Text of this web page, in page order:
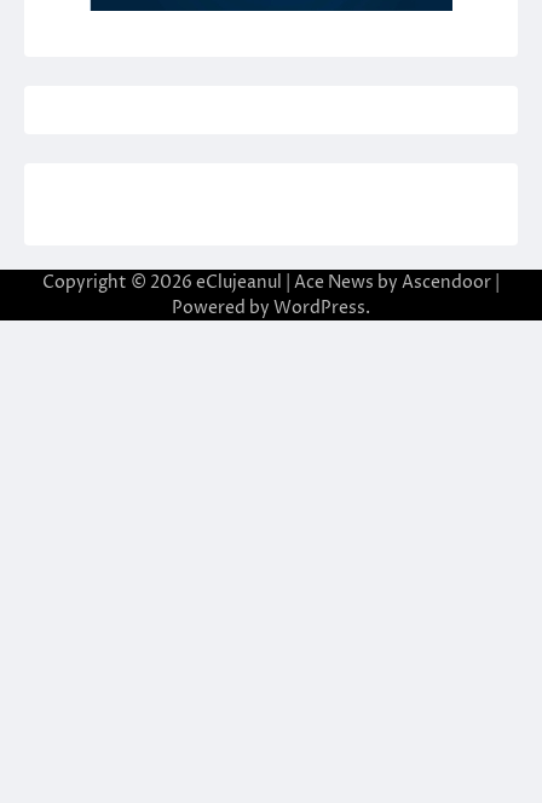
Copyright © 2026 eClujeanul | Ace News by Ascendoor
Powered by WordPress.